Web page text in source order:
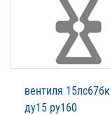
вентиля 15лс67бк
ду15 ру160